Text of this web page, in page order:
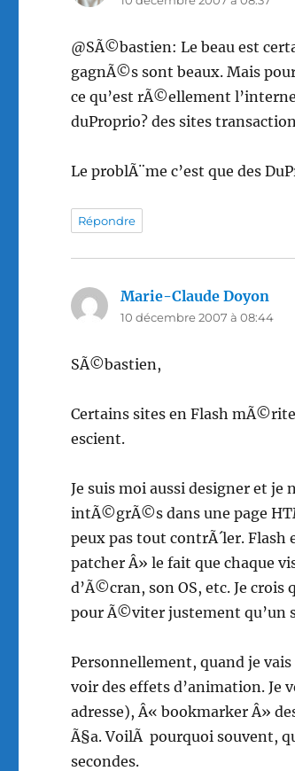
@SÃ©bastien: Le beau est
gagnÃ©s sont beaux. Mais
ce qu’est rÃ©ellement
duProprio? des sites
Le problÃ¨me c’est que des
Répondre
Marie-Claude Doyon
10 décembre 2007 à 08:44
SÃ©bastien,
Certains sites en Flash
escient.
Je suis moi aussi designer et je
intÃ©grÃ©s dans une page
peux pas tout contrÃ´ler.
patcher Â» le fait que chaque
d’Ã©cran, son OS, etc. Je
pour Ã©viter justement qu’un
Personnellement, quand je
voir des effets d’animation.
adresse), Â« bookmarker Â»
Ã§a. VoilÃ pourquoi souvent,
secondes.